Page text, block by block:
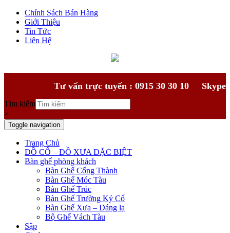
Chính Sách Bán Hàng
Giới Thiệu
Tin Tức
Liên Hệ
Tư vấn trực tuyến : 0915 30 30 10 Skype
Tìm kiếm
×
Toggle navigation
Trang Chủ
ĐỒ CỔ – ĐỒ XƯA ĐẶC BIỆT
Bàn ghế phòng khách
Bàn Ghế Cổng Thành
Bàn Ghế Móc Tàu
Bàn Ghế Trúc
Bàn Ghế Trường Kỷ Cổ
Bàn Ghế Xưa – Dáng lạ
Bộ Ghế Vách Tàu
Sập